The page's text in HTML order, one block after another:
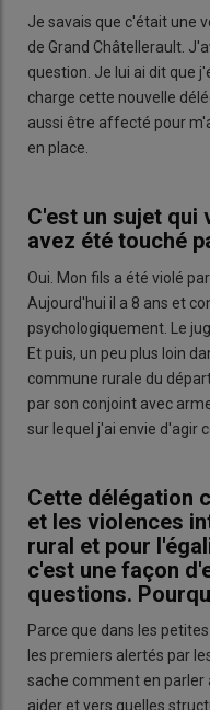
Je savais que c'était une
de Grand Châtellerault.
question. Je lui ai dit que
charge cette nouvelle
aussi être affecté pour
en place.
C'est un sujet
avez été touché
Oui. Mon fils a été violé
Aujourd'hui il a 8 ans et
psychologiquement. Le
Et puis, un peu plus loin
commune rurale du
par son conjoint avec
sur lequel j'ai envie d'agir
Cette délégation
et les violences
rural et pour
c'est une façon
questions.
Parce que dans les
les premiers alertés par
sache comment en parler
aider et vers quelles